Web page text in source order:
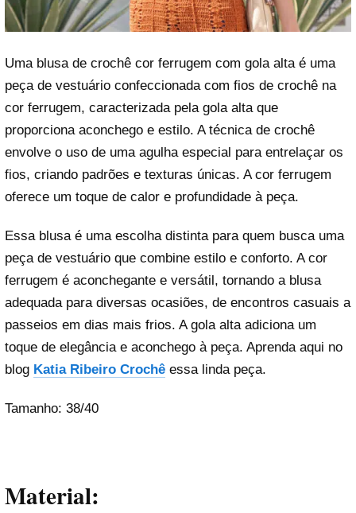
Uma blusa de crochê cor ferrugem com gola alta é uma
peça de vestuário confeccionada com fios de crochê na
cor ferrugem, caracterizada pela gola alta que
proporciona aconchego e estilo. A técnica de crochê
envolve o uso de uma agulha especial para entrelaçar os
fios, criando padrões e texturas únicas. A cor ferrugem
oferece um toque de calor e profundidade à peça.
Essa blusa é uma escolha distinta para quem busca uma
peça de vestuário que combine estilo e conforto. A cor
ferrugem é aconchegante e versátil, tornando a blusa
adequada para diversas ocasiões, de encontros casuais a
passeios em dias mais frios. A gola alta adiciona um
toque de elegância e aconchego à peça. Aprenda aqui no
blog Katia Ribeiro Crochê essa linda peça.
Tamanho: 38/40
Material: